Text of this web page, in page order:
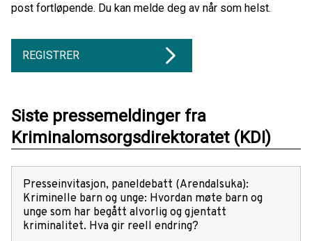
post fortløpende. Du kan melde deg av når som helst.
REGISTRER
Siste pressemeldinger fra
Kriminalomsorgsdirektoratet (KDI)
Presseinvitasjon, paneldebatt (Arendalsuka):
Kriminelle barn og unge: Hvordan møte barn og
unge som har begått alvorlig og gjentatt
kriminalitet. Hva gir reell endring?